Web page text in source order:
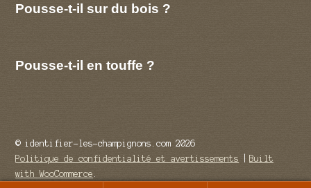
Pousse-t-il sur du bois ?
Pousse-t-il en touffe ?
© identifier-les-champignons.com 2026
Politique de confidentialité et avertissements
Built
with WooCommerce